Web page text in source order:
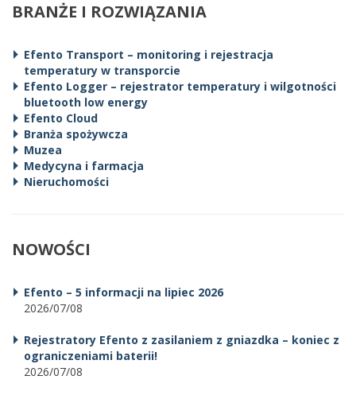
BRANŻE I ROZWIĄZANIA
Efento Transport – monitoring i rejestracja
temperatury w transporcie
Efento Logger – rejestrator temperatury i wilgotności
bluetooth low energy
Efento Cloud
Branża spożywcza
Muzea
Medycyna i farmacja
Nieruchomości
NOWOŚCI
Efento – 5 informacji na lipiec 2026
2026/07/08
Rejestratory Efento z zasilaniem z gniazdka – koniec z
ograniczeniami baterii!
2026/07/08